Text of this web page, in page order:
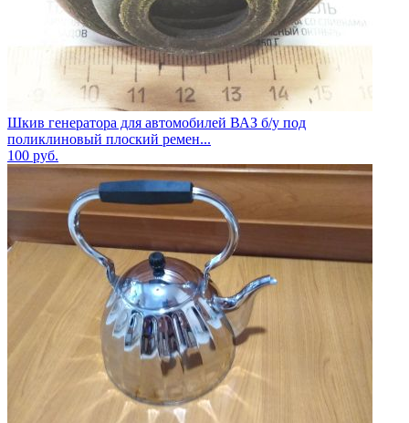
Шкив генератора для автомобилей ВАЗ б/у под
поликлиновый плоский ремен...
100 руб.